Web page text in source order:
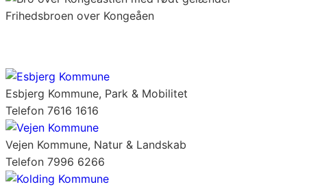
Frihedsbroen over Kongeåen
Esbjerg Kommune, Park & Mobilitet
Telefon 7616 1616
Vejen Kommune, Natur & Landskab
Telefon 7996 6266